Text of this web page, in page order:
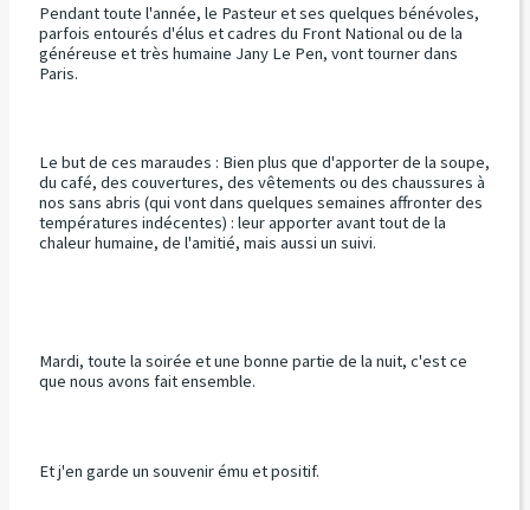
Pendant toute l'année, le Pasteur et ses quelques bénévoles,
parfois entourés d'élus et cadres du Front National ou de la
généreuse et très humaine Jany Le Pen, vont tourner dans
Paris.
Le but de ces maraudes : Bien plus que d'apporter de la soupe,
du café, des couvertures, des vêtements ou des chaussures à
nos sans abris (qui vont dans quelques semaines affronter des
températures indécentes) : leur apporter avant tout de la
chaleur humaine, de l'amitié, mais aussi un suivi.
Mardi, toute la soirée et une bonne partie de la nuit, c'est ce
que nous avons fait ensemble.
Et j'en garde un souvenir ému et positif.